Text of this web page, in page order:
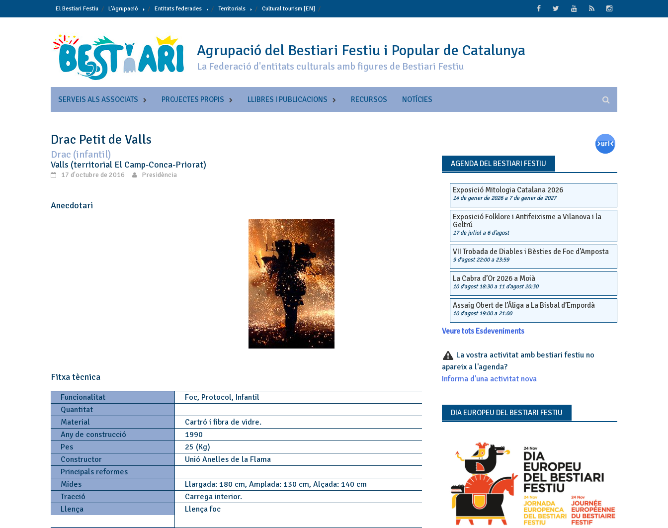
to
El Bestiari Festiu L’Agrupació Entitats federades Territorials Cultural tourism [EN]
Agrupació del Bestiari Festiu i Popular de Catalunya
La Federació d'entitats culturals amb figures de Bestiari Festiu
SERVEIS ALS ASSOCIATS PROJECTES PROPIS LLIBRES I PUBLICACIONS RECURSOS NOTÍCIES
Drac Petit de Valls
Drac (infantil)
Valls (territorial El Camp-Conca-Priorat)
17 d'octubre de 2016 Presidència
Anecdotari
Fitxa tècnica
Funcionalitat
Foc, Protocol, Infantil
Quantitat
Material
Cartró i fibra de vidre.
Any de construcció
1990
Pes
25 (Kg)
Constructor
Unió Anelles de la Flama
Principals reformes
Mides
Llargada: 180 cm, Amplada: 130 cm, Alçada: 140 cm
Tracció
Carrega interior.
Llença
Llença foc
AGENDA DEL BESTIARI FESTIU
Exposició Mitologia Catalana 2026
14 de gener de 2026a 7 de gener de 2027
Exposició Folklore i Antifeixisme a Vilanova i la
Geltrú
17 de juliola 6 d'agost
VII Trobada de Diables i Bèsties de Foc d’Amposta
9 d'agost 22:00a 23:59
La Cabra d’Or 2026 a Moià
10 d'agost 18:30a 11 d'agost 20:30
Assaig Obert de l’Àliga a La Bisbal d’Empordà
10 d'agost 19:00a 21:00
Veure tots Esdeveniments
La vostra activitat amb bestiari festiu no
apareix a l'agenda?
Informa d'una activitat nova
DIA EUROPEU DEL BESTIARI FESTIU